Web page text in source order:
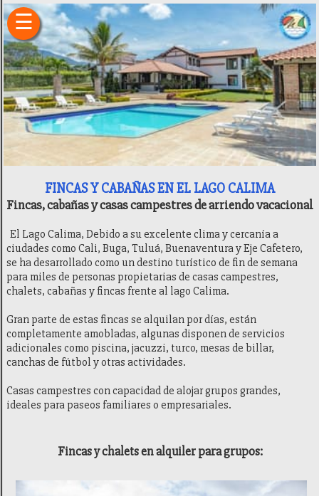
FINCAS Y CABAÑAS EN EL LAGO CALIMA
Fincas, cabañas y casas campestres de arriendo vacacional
El Lago Calima, Debido a su excelente clima y cercanía a
ciudades como Cali, Buga, Tuluá, Buenaventura y Eje Cafetero,
se ha desarrollado como un destino turístico de fin de semana
para miles de personas propietarias de casas campestres,
chalets, cabañas y fincas frente al lago Calima.
Gran parte de estas fincas se alquilan por días, están
completamente amobladas, algunas disponen de servicios
adicionales como piscina, jacuzzi, turco, mesas de billar,
canchas de fútbol y otras actividades.
Casas campestres con capacidad de alojar grupos grandes,
ideales para paseos familiares o empresariales.
Fincas y chalets en alquiler para grupos:
☰
×
Inicio
Fincas
Hoteles
Camping
Restaurantes
Entretenimiento
Deportes
Sitios
Transporte
Ubicación
Historia
Recomendaciones
Generalidades